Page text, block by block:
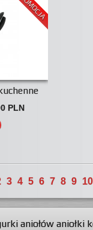
PLN
3 4 5 6 7 8 9 10
aniołów aniołki